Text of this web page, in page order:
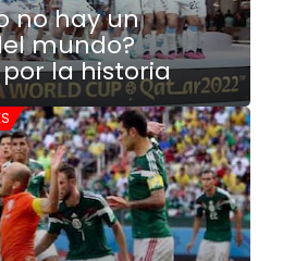
no hay un
mundo?
la historia